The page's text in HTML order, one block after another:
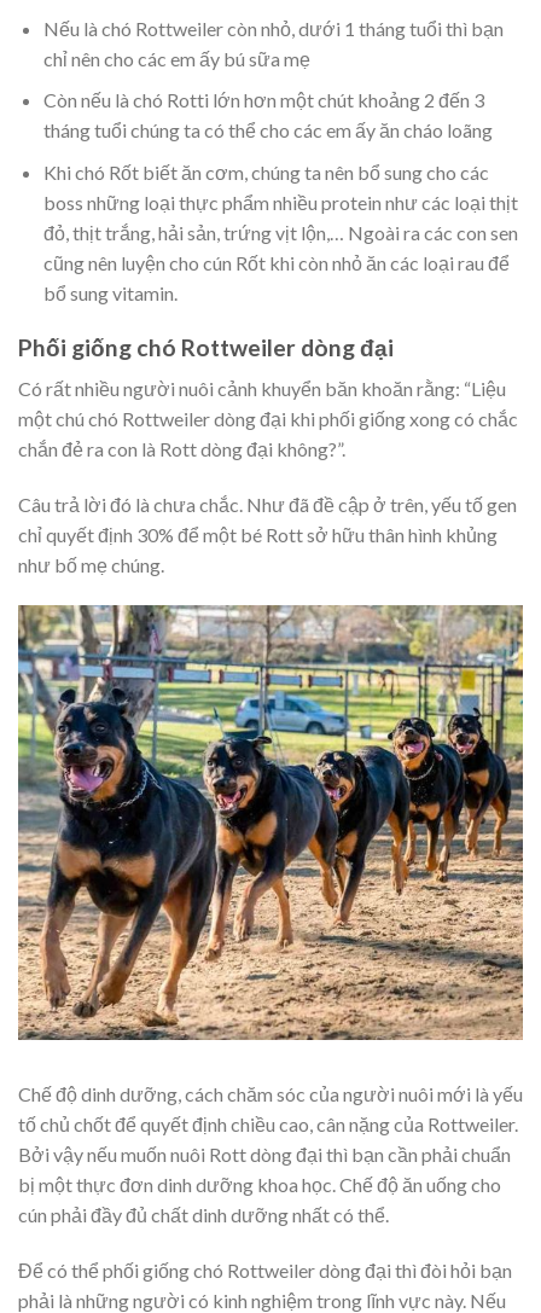
Nếu là chó Rottweiler còn nhỏ, dưới 1 tháng tuổi thì bạn
chỉ nên cho các em ấy bú sữa mẹ
Còn nếu là chó Rotti lớn hơn một chút khoảng 2 đến 3
tháng tuổi chúng ta có thể cho các em ấy ăn cháo loãng
Khi chó Rốt biết ăn cơm, chúng ta nên bổ sung cho các
boss những loại thực phẩm nhiều protein như các loại thịt
đỏ, thịt trắng, hải sản, trứng vịt lộn,… Ngoài ra các con sen
cũng nên luyện cho cún Rốt khi còn nhỏ ăn các loại rau để
bổ sung vitamin.
Phối giống chó Rottweiler dòng đại
Có rất nhiều người nuôi cảnh khuyển băn khoăn rằng: “Liệu
một chú chó Rottweiler dòng đại khi phối giống xong có chắc
chắn đẻ ra con là Rott dòng đại không?”.
Câu trả lời đó là chưa chắc. Như đã đề cập ở trên, yếu tố gen
chỉ quyết định 30% để một bé Rott sở hữu thân hình khủng
như bố mẹ chúng.
Chế độ dinh dưỡng, cách chăm sóc của người nuôi mới là yếu
tố chủ chốt để quyết định chiều cao, cân nặng của Rottweiler.
Bởi vậy nếu muốn nuôi Rott dòng đại thì bạn cần phải chuẩn
bị một thực đơn dinh dưỡng khoa học. Chế độ ăn uống cho
cún phải đầy đủ chất dinh dưỡng nhất có thể.
Để có thể phối giống chó Rottweiler dòng đại thì đòi hỏi bạn
phải là những người có kinh nghiệm trong lĩnh vực này. Nếu